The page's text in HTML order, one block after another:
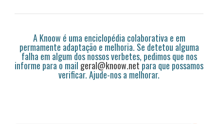
A Knoow é uma enciclopédia colaborativa e em
permamente adaptação e melhoria. Se detetou alguma
falha em algum dos nossos verbetes, pedimos que nos
informe para o mail geral@knoow.netpara que possamos
verificar. Ajude-nos a melhorar.